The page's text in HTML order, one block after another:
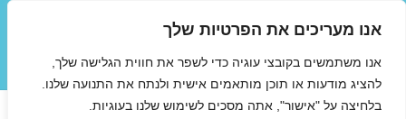
אנו מעריכים את הפרטיות שלך
אנו משתמשים בקובצי עוגיה כדי לשפר את חווית הגלישה שלך,
להציג מודעות או תוכן מותאמים אישית ולנתח את התנועה שלנו.
בלחיצה על "אישור", אתה מסכים לשימוש שלנו בעוגיות.
תפריטים
ווידג'טים